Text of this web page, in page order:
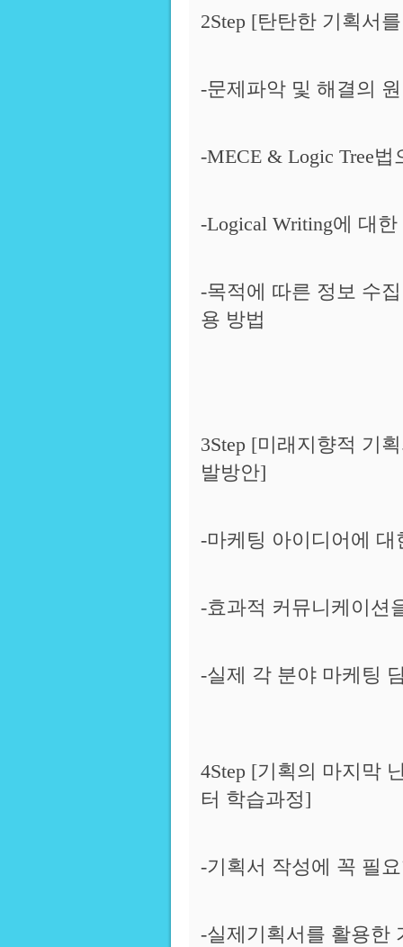
2Step [탄탄한 기획서
-문제파악 및 해결의
-MECE & Logic Tree
-Logical Writing에 대한
-목적에 따른 정보 수
용 방법
3Step [미래지향적 기
발방안]
-마케팅 아이디어에
-효과적 커뮤니케이션
-실제 각 분야 마케팅
4Step [기획의 마지막
터 학습과정]
-기획서 작성에 꼭 필
-실제기획서를 활용한